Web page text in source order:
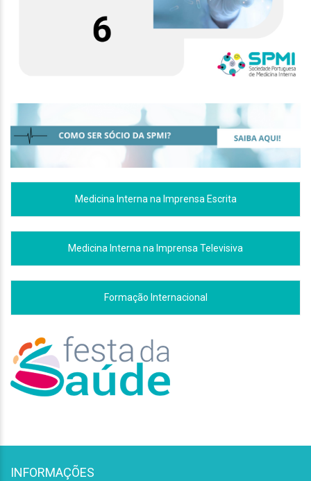
Medicina Interna na Imprensa Escrita
Medicina Interna na Imprensa Televisiva
Formação Internacional
INFORMAÇÕES